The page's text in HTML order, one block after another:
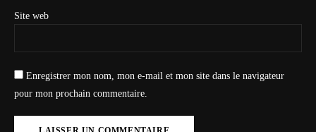
Site web
Enregistrer mon nom, mon e-mail et mon site dans le navigateur
pour mon prochain commentaire.